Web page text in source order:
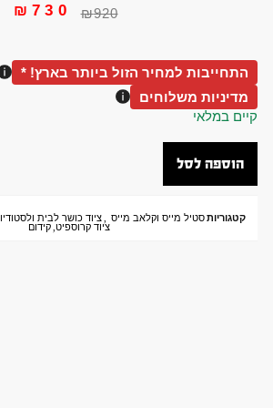
₪920
₪ 730
התחייבות למחיר הזול ביותר בארץ! *
מדיניות משלוחים
קיים במלאי
הוספה לסל
קטגוריותסטיל מייס וקלאב מייס ,ציוד כושר לבית ולסטודיו
ציוד קרוספיט,קידום